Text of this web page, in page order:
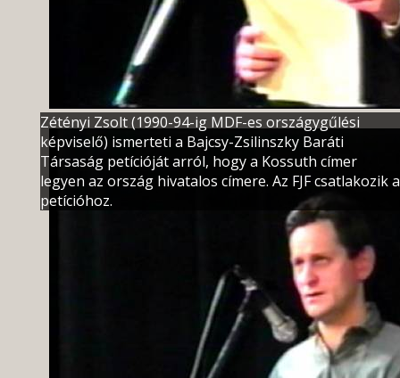
Zétényi Zsolt (1990-94-ig MDF-es országygűlési
képviselő) ismerteti a Bajcsy-Zsilinszky Baráti
Társaság petícióját arról, hogy a Kossuth címer
legyen az ország hivatalos címere. Az FJF csatlakozik a
petícióhoz.